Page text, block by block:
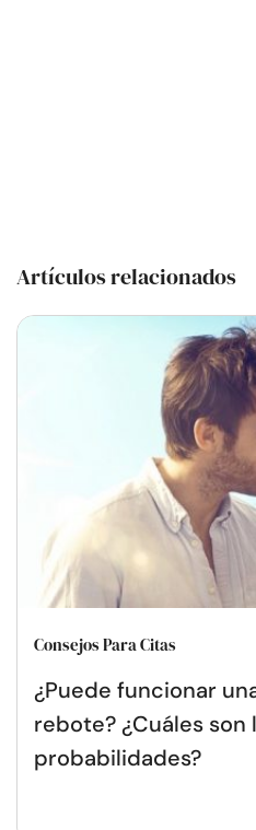
Artículos relacionados
Consejos Para Citas
¿Puede funcionar
rebote? ¿Cuáles son
probabilidades?